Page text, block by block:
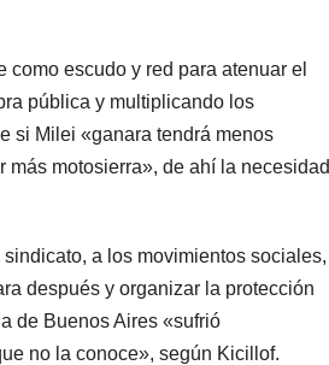
escudo y red para atenuar el
pública y multiplicando los
si Milei «ganara tendrá menos
motosierra», de ahí la necesidad
a los movimientos sociales,
después y organizar la protección
de Buenos Aires «sufrió
no la conoce», según Kicillof.